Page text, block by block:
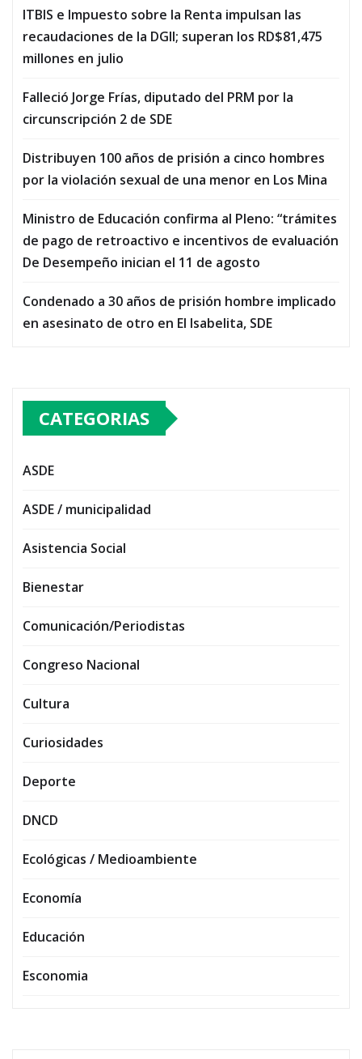
ITBIS e Impuesto sobre la Renta impulsan las
recaudaciones de la DGII; superan los RD$81,475
millones en julio
Falleció Jorge Frías, diputado del PRM por la
circunscripción 2 de SDE
Distribuyen 100 años de prisión a cinco hombres
por la violación sexual de una menor en Los Mina
Ministro de Educación confirma al Pleno: “trámites
de pago de retroactivo e incentivos de evaluación
De Desempeño inician el 11 de agosto
Condenado a 30 años de prisión hombre implicado
en asesinato de otro en El Isabelita, SDE
CATEGORIAS
ASDE
ASDE / municipalidad
Asistencia Social
Bienestar
Comunicación/Periodistas
Congreso Nacional
Cultura
Curiosidades
Deporte
DNCD
Ecológicas / Medioambiente
Economía
Educación
Esconomia